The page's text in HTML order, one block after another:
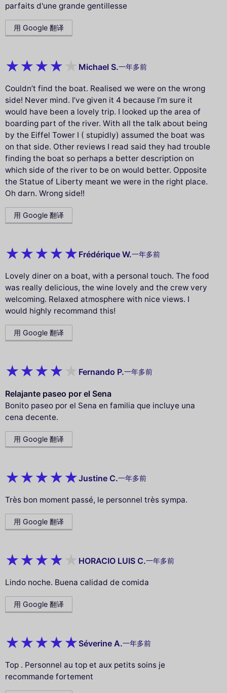
parfaits d'une grande gentillesse
用 Google 翻译
Michael S.一年多前
Couldn’t find the boat. Realised we were on the wrong
side! Never mind. I’ve given it 4 because I’m sure it
would have been a lovely trip. I looked up the area of
boarding part of the river. With all the talk about being
by the Eiffel Tower I ( stupidly) assumed the boat was
on that side. Other reviews I read said they had trouble
finding the boat so perhaps a better description on
which side of the river to be on would better. Opposite
the Statue of Liberty meant we were in the right place.
Oh darn. Wrong side!!
用 Google 翻译
Frédérique W.一年多前
Lovely diner on a boat, with a personal touch. The food
was really delicious, the wine lovely and the crew very
welcoming. Relaxed atmosphere with nice views. I
would highly recommand this!
用 Google 翻译
Fernando P.一年多前
Relajante paseo por el Sena
Bonito paseo por el Sena en familia que incluye una
cena decente.
用 Google 翻译
Justine C.一年多前
Très bon moment passé, le personnel très sympa.
用 Google 翻译
HORACIO LUIS C.一年多前
Lindo noche. Buena calidad de comida
用 Google 翻译
Séverine A.一年多前
Top . Personnel au top et aux petits soins je
recommande fortement